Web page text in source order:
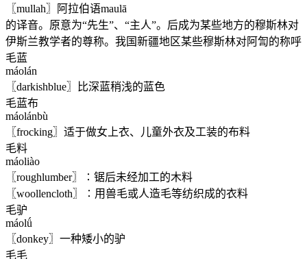
〖mullah〗阿拉伯语maulā
的译音。原意为“先生”、“主人”。后成为某些地方的穆斯林对
伊斯兰教学者的尊称。我国新疆地区某些穆斯林对阿訇的称呼
毛蓝
máolán
〖darkishblue〗比深蓝稍浅的蓝色
毛蓝布
máolánbù
〖frocking〗适于做女上衣、儿童外衣及工装的布料
毛料
máoliào
〖roughlumber〗∶锯后未经加工的木料
〖woollencloth〗∶用兽毛或人造毛等纺织成的衣料
毛驴
máolǘ
〖donkey〗一种矮小的驴
毛毛